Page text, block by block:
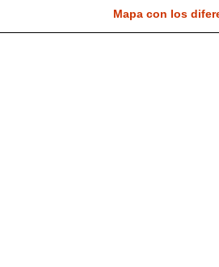
Mapa con los